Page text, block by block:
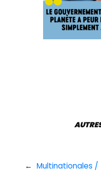
← Multinationales /